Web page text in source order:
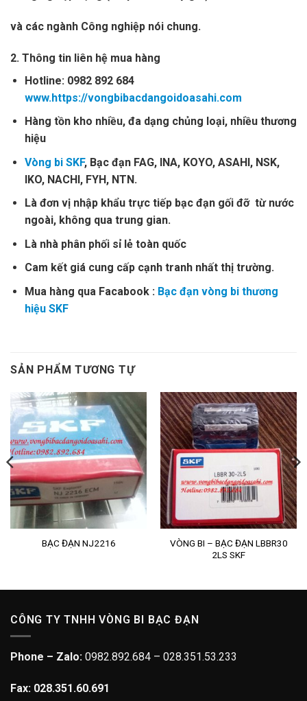
và các ngành Công nghiệp nói chung.
2. Thông tin liên hệ mua hàng
Hotline: 0982 892 684
www.https://vongbibacdangoidoasahi.com
Hàng tồn kho nhiều, đa dạng chủng loại, nhiều thương
hiệu
Vòng bi SKF, Bạc đạn FAG, INA, KOYO, ASAHI, NSK,
IKO, NACHI, FYH, NTN.
Là đơn vị nhập khẩu trực tiếp bạc đạn gối đỡ từ nước
ngoài, không qua trung gian.
Là nhà phân phối sỉ lẻ toàn quốc
Cam kết giá cung cấp cạnh tranh nhất thị trường.
Mua hàng qua Facabook : Bạc đạn vòng bi thương
hiệu SKF
SẢN PHẨM TƯƠNG TỰ
BẠC ĐẠN NJ2216
VÒNG BI – BẠC ĐẠN LBBR30
2LS SKF
CÔNG TY TNHH VÒNG BI BẠC ĐẠN
Phone – Zalo: 0982.892.684 – 028.351.53.233
Fax: 028.351.60.691